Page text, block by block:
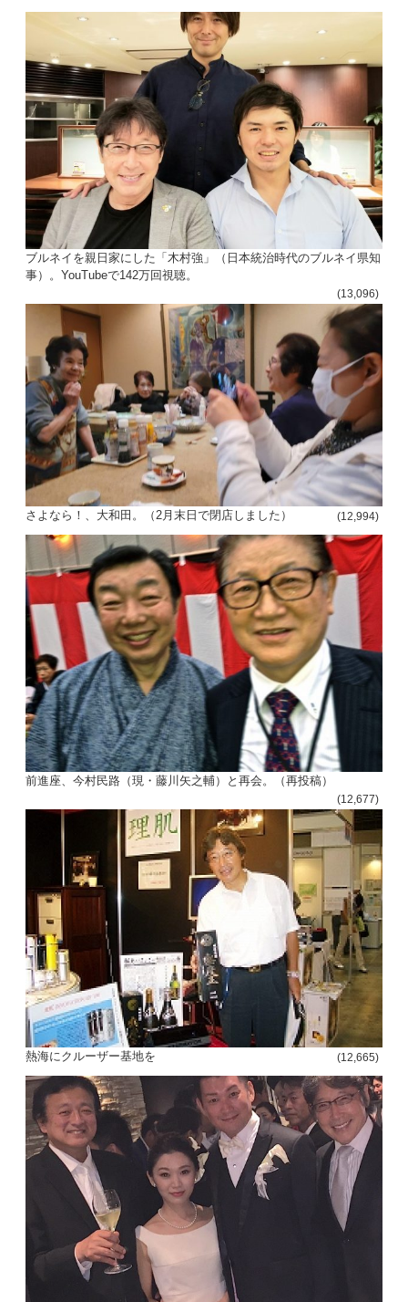
ブルネイを親日家にした「木村強」（日本統治時代のブルネイ県知
事）。YouTubeで142万回視聴。
(13,096)
さよなら！、大和田。（2月末日で閉店しました） (12,994)
前進座、今村民路（現・藤川矢之輔）と再会。（再投稿）
(12,677)
熱海にクルーザー基地を (12,665)